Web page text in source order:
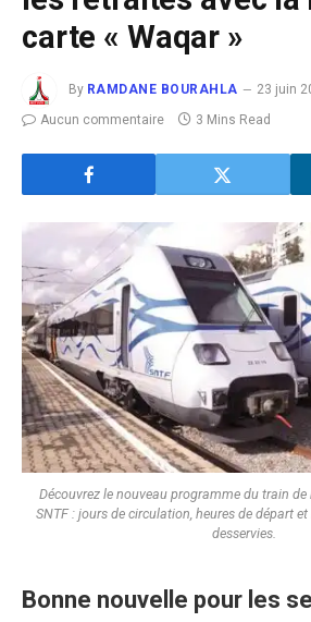
carte « Waqar »
By RAMDANE BOURAHLA
23 juin
Aucun commentaire
3 Mins Read
Découvrez le nouveau programme du train
SNTF : jours de circulation, heures de départ
desservies.
Bonne nouvelle pour les